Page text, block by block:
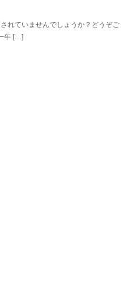
れていませんでしょうか？どうぞご
年 […]